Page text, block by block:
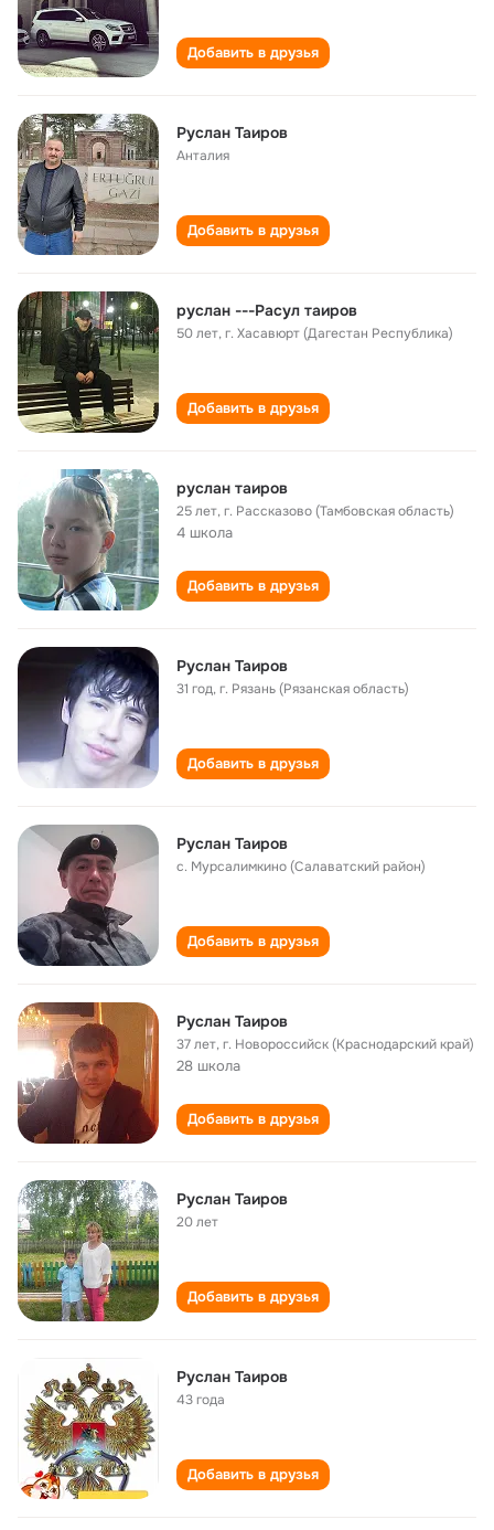
Добавить в друзья
Руслан Таиров
Анталия
Добавить в друзья
руслан ---Расул таиров
50 лет,г. Хасавюрт (Дагестан Республика)
Добавить в друзья
руслан таиров
25 лет,г. Рассказово (Тамбовская область)
4 школа
Добавить в друзья
Руслан Таиров
31 год,г. Рязань (Рязанская область)
Добавить в друзья
Руслан Таиров
с. Мурсалимкино (Салаватский район)
Добавить в друзья
Руслан Таиров
37 лет,г. Новороссийск (Краснодарский край)
28 школа
Добавить в друзья
Руслан Таиров
20 лет
Добавить в друзья
Руслан Таиров
43 года
Добавить в друзья